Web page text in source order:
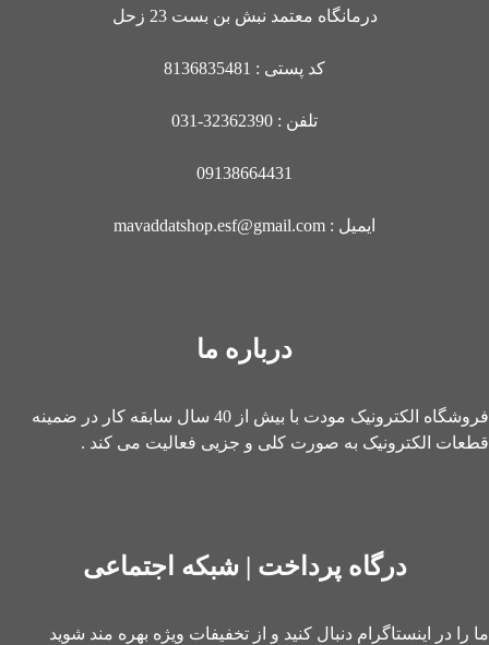
درمانگاه معتمد نبش بن بست 23 زحل
کد پستی : 8136835481
تلفن : 32362390-031
09138664431
ایمیل : mavaddatshop.esf@gmail.com
درباره ما
فروشگاه الکترونیک مودت با بیش از 40 سال سابقه کار در ضمینه
قطعات الکترونیک به صورت کلی و جزیی فعالیت می کند .
درگاه پرداخت | شبکه اجتماعی
ما را در اینستاگرام دنبال کنید و از تخفیفات ویژه بهره مند شوید